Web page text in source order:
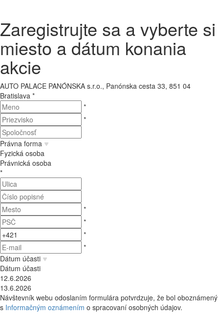
Zaregistrujte sa a vyberte si
miesto a dátum konania
akcie
AUTO PALACE PANÓNSKA s.r.o., Panónska cesta 33, 851 04
Bratislava *
*
*
Právna forma
Fyzická osoba
Právnická osoba
*
*
*
*
*
Dátum účasti
Dátum účasti
12.6.2026
13.6.2026
Návštevník webu odoslaním formulára potvrdzuje, že bol oboznámený
s Informačným oznámením o spracovaní osobných údajov.